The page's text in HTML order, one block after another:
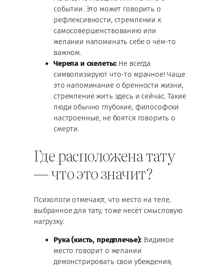
событии. Это может говорить о
рефлексивности, стремлении к
самосовершенствованию или
желании напоминать себе о чём-то
важном.
Черепа и скелеты:Не всегда
символизируют что-то мрачное! Чаще
это напоминание о бренности жизни,
стремление жить здесь и сейчас. Такие
люди обычно глубокие, философски
настроенные, не боятся говорить о
смерти.
Где расположена тату
— что это значит?
Психологи отмечают, что место на теле,
выбранное для тату, тоже несёт смысловую
нагрузку:
Рука (кисть, предплечье): Видимое
место говорит о желании
демонстрировать свои убеждения,